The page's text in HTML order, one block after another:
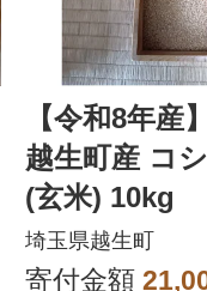
【令和8年産
越生町産 コ
(玄米) 10kg
埼玉県越生町
寄付金額